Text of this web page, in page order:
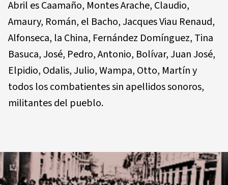
Abril es Caamaño, Montes Arache, Claudio,
Amaury, Román, el Bacho, Jacques Viau Renaud,
Alfonseca, la China, Fernández Domínguez, Tina
Basuca, José, Pedro, Antonio, Bolívar, Juan José,
Elpidio, Odalis, Julio, Wampa, Otto, Martín y
todos los combatientes sin apellidos sonoros,
militantes del pueblo.